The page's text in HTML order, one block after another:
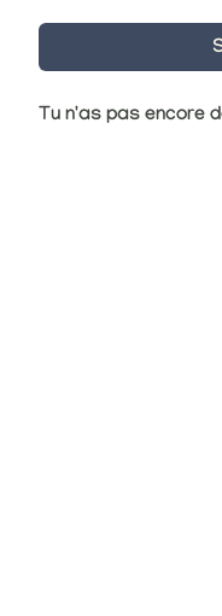
Tu n'as pas encore